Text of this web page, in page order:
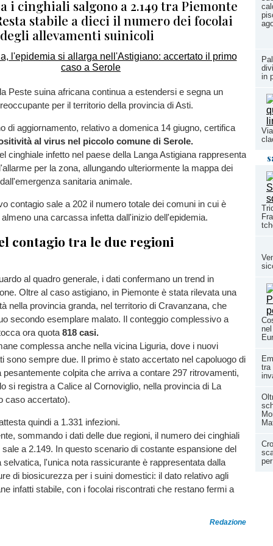
in
tra
i cinghiali salgono a 2.149 tra Piemonte
stabile a dieci il numero dei focolai
allevamenti suinicoli
Peste suina africana continua a estendersi e segna un
per il territorio della provincia di Asti.
di aggiornamento, relativo a domenica 14 giugno, certifica
al virus nel piccolo comune di Serole.
cinghiale infetto nel paese della Langa Astigiana rappresenta
per la zona, allungando ulteriormente la mappa dei
sanitaria animale.
contagio sale a 202 il numero totale dei comuni in cui è
una carcassa infetta dall'inizio dell'epidemia.
contagio tra le due regioni
al quadro generale, i dati confermano un trend in
Oltre al caso astigiano, in Piemonte è stata rilevata una
nella provincia granda, nel territorio di Cravanzana, che
secondo esemplare malato. Il conteggio complessivo a
ora quota 818 casi.
complessa anche nella vicina Liguria, dove i nuovi
sono sempre due. Il primo è stato accertato nel capoluogo di
pesantemente colpita che arriva a contare 297 ritrovamenti,
si registra a Calice al Cornoviglio, nella provincia di La
caso accertato).
quindi a 1.331 infezioni.
sommando i dati delle due regioni, il numero dei cinghiali
a 2.149. In questo scenario di costante espansione del
selvatica, l'unica nota rassicurante è rappresentata dalla
di biosicurezza per i suini domestici: il dato relativo agli
infatti stabile, con i focolai riscontrati che restano fermi a
Redazione